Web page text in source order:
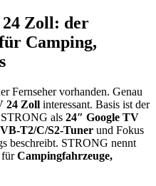
Zoll: der
Camping,
Fernseher vorhanden. Genau
24 Zoll interessant. Basis ist der
STRONG als 24″ Google TV
T2/C/S2-Tuner und Fokus
beschreibt. STRONG nennt
fürCampingfahrzeuge,